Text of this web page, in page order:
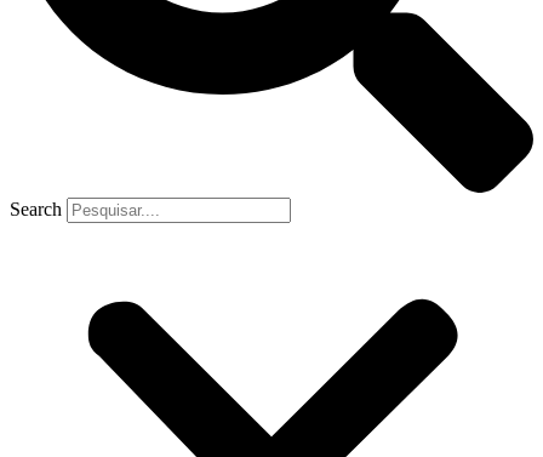
Search